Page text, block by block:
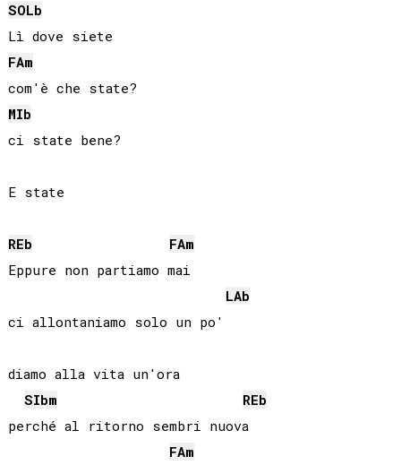
SOLb
FAm
MIb
ci state bene?
E state
REb FAm
Eppure non partiamo mai
LAb
ci allontaniamo solo un po'
diamo alla vita un'ora
SIbm
REb
perché al ritorno sembri nuova
FAm